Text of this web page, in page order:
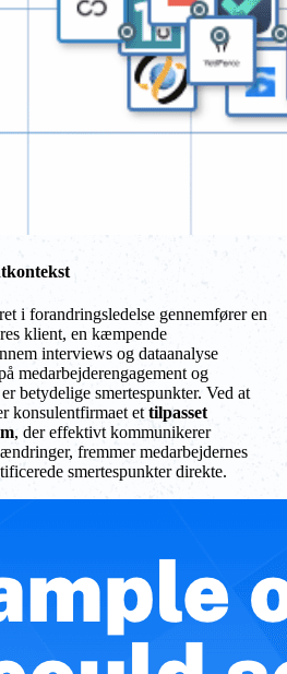
i forandringsledelse gennemfører en
klient, en kæmpende
interviews og dataanalyse
medarbejderengagement og
betydelige smertespunkter. Ved at
konsulentfirmaet ettilpasset
, der effektivt kommunikerer
fremmer medarbejdernes
smertespunkter direkte.